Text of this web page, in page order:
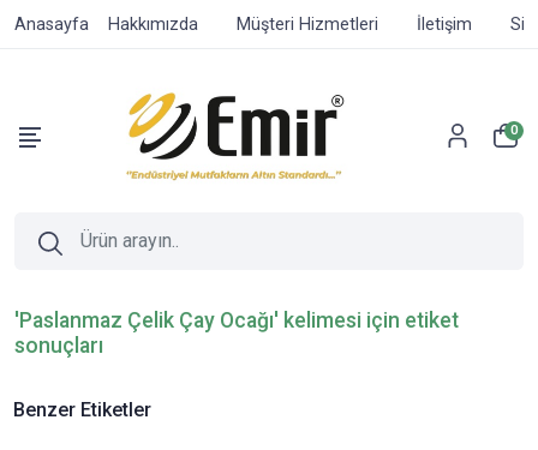
Anasayfa Hakkımızda Müşteri Hizmetleri İletişim
0
'Paslanmaz Çelik Çay Ocağı' kelimesi için etiket
sonuçları
Benzer Etiketler